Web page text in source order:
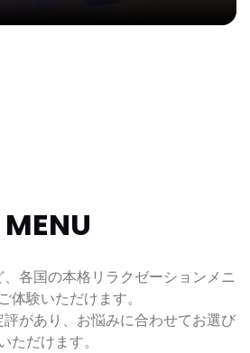
MENU
各国の本格リラクゼーションメニ
体験いただけます。
があり、お悩みに合わせてお選び
ただけます。